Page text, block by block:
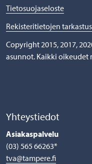
Tietosuojaseloste
Rekisteritietojen
Copyright 2015, 2017,
asunnot. Kaikki
Yhteystiedot
Asiakaspalvelu
(03) 565 66263*
tva@tampere.fi